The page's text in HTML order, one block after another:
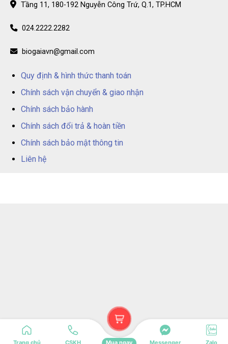
Tầng 11, 180-192 Nguyễn Công Trứ, Q.1, TP.HCM
024.2222.2282
biogaiavn@gmail.com
Quy định & hình thức thanh toán
Chính sách vận chuyển & giao nhận
Chính sách bảo hành
Chính sách đổi trả & hoàn tiền
Chính sách bảo mật thông tin
Liên hệ
Trang chủ CSKH Mua ngay Messenger Zalo